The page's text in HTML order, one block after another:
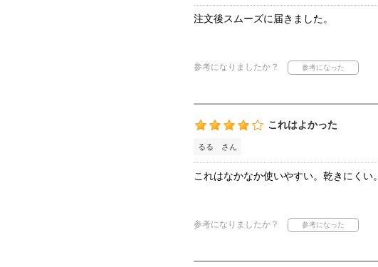
注文後スムーズに届きました。
参考になりましたか？
これはよかった
るる さん
これはなかなか使いやすい。乾きにくい。
参考になりましたか？